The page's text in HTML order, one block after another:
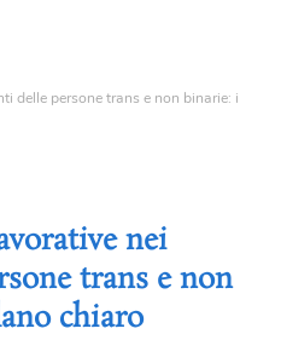
delle persone trans e non binarie: i
nei
trans e non
chiaro